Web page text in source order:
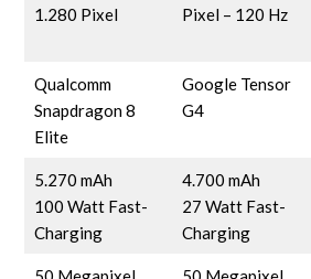
1.280 Pixel
Pixel – 120 Hz
Qualcomm
Snapdragon 8
Elite
Google Tensor
G4
5.270 mAh
100 Watt Fast-
Charging
4.700 mAh
27 Watt Fast-
Charging